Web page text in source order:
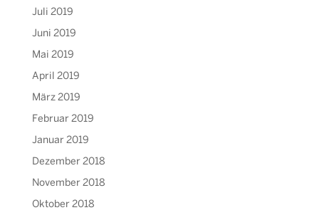
Juli 2019
Juni 2019
Mai 2019
April 2019
März 2019
Februar 2019
Januar 2019
Dezember 2018
November 2018
Oktober 2018